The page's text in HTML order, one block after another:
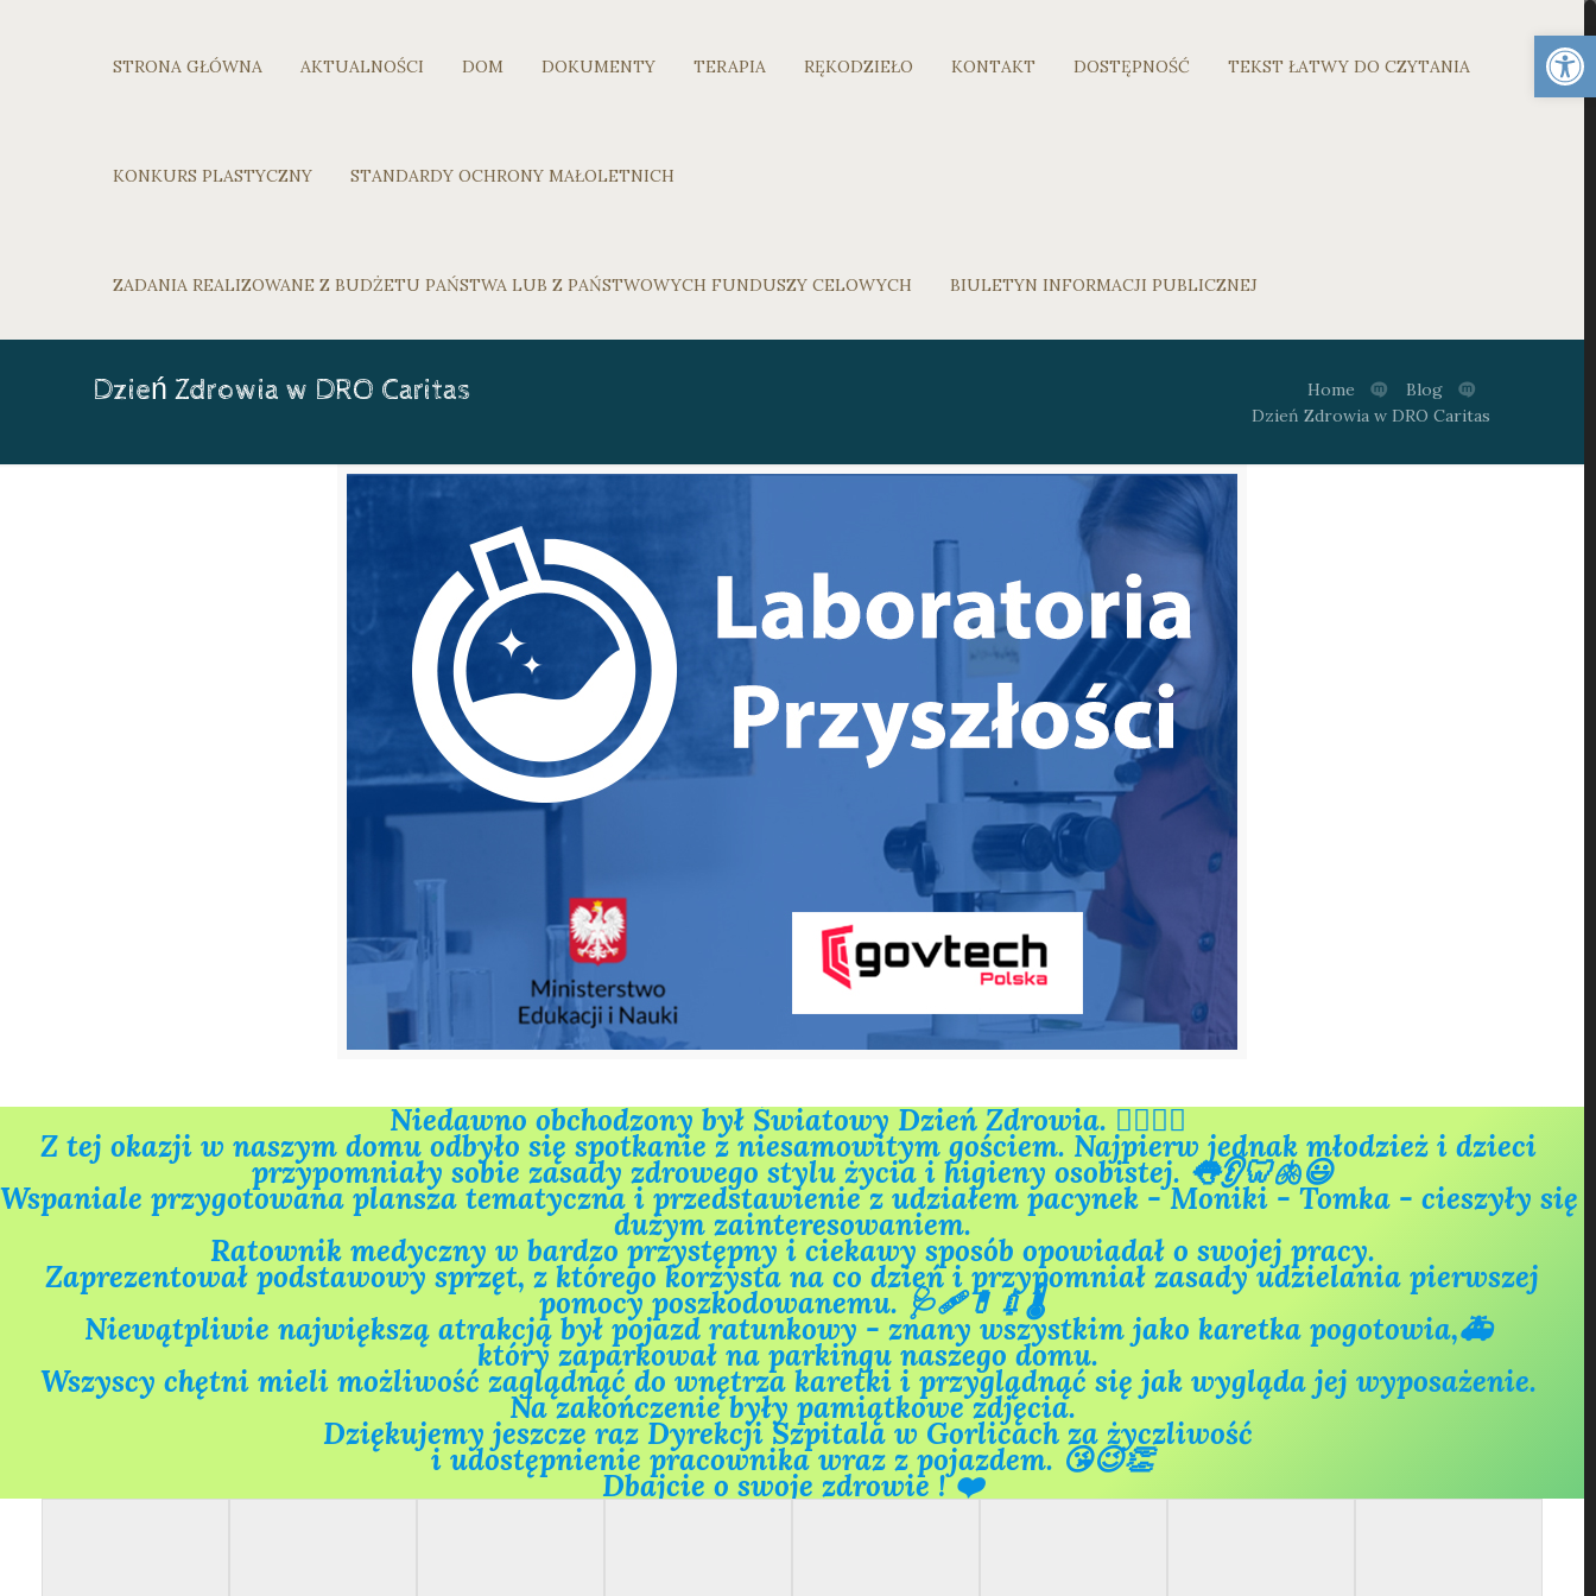
STRONA GŁÓWNA AKTUALNOŚCI DOM DOKUMENTY TERAPIA RĘKODZIEŁO KONTAKT DOSTĘPNOŚĆ TEKST ŁATWY DO CZYTANIA
KONKURS PLASTYCZNY STANDARDY OCHRONY MAŁOLETNICH
ZADANIA REALIZOWANE Z BUDŻETU PAŃSTWA LUB Z PAŃSTWOWYCH FUNDUSZY CELOWYCH BIULETYN INFORMACJI PUBLICZNEJ
Dzień Zdrowia w DRO Caritas Home
Blog
Dzień Zdrowia w DRO Caritas
Niedawno obchodzony był Światowy Dzień Zdrowia. 🧑‍⚕️👩‍⚕️
Z tej okazji w naszym domu odbyło się spotkanie z niesamowitym gościem. Najpierw jednak młodzież i dzieci
przypomniały sobie zasady zdrowego stylu życia i higieny osobistej. 👅👂🦷🫁😃
Wspaniale przygotowana plansza tematyczna i przedstawienie z udziałem pacynek - Moniki - Tomka - cieszyły się
dużym zainteresowaniem.
Ratownik medyczny w bardzo przystępny i ciekawy sposób opowiadał o swojej pracy.
pomocy poszkodowanemu. 🩺🩹💊💉🌡
Niewątpliwie największą atrakcją był pojazd ratunkowy - znany wszystkim jako karetka pogotowia,🚑
który zaparkował na parkingu naszego domu.
Wszyscy chętni mieli możliwość zaglądnąć do wnętrza karetki i przyglądnąć się jak wygląda jej wyposażenie.
Na zakończenie były pamiątkowe zdjęcia.
Dziękujemy jeszcze raz Dyrekcji Szpitala w Gorlicach za życzliwość
i udostępnienie pracownika wraz z pojazdem. 😘😉👏
Dbajcie o swoje zdrowie ! ❤️